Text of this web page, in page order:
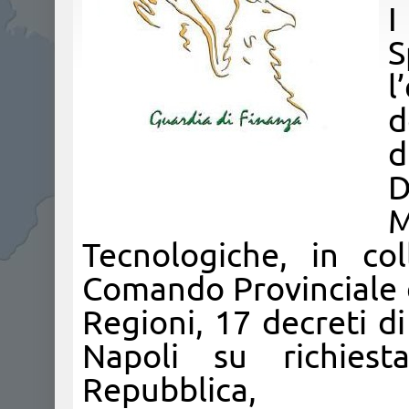
​I
Tecnologiche, in
Comando
Regioni, 17 decreti
Napoli su
Repubblica,